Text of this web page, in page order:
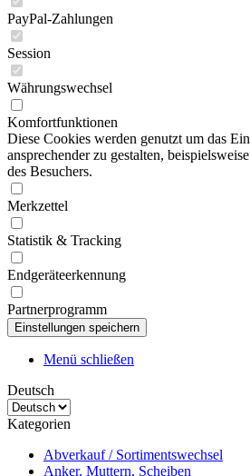
PayPal-Zahlungen
Session
Währungswechsel
Komfortfunktionen
Diese Cookies werden genutzt um das
ansprechender zu gestalten,
des Besuchers.
Merkzettel
Statistik & Tracking
Endgeräteerkennung
Partnerprogramm
Menü schließen
Deutsch
Kategorien
Abverkauf / Sortimentswechsel
Anker, Muttern, Scheiben